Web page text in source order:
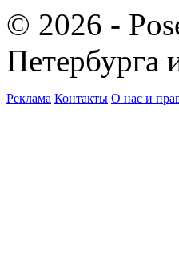
© 2026 -
Петербурга
Реклама Контакты О нас и